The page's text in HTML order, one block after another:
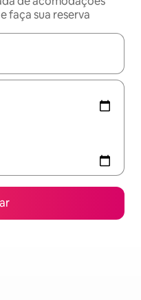
faça sua reserva
disponíveis, explore-os